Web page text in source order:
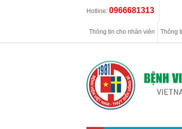
Hotline: 0966681313
Thông tin cho nhân viên Thông